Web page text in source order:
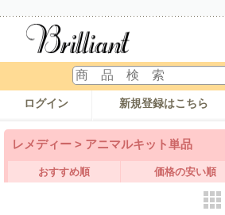
ログイン 新規登録はこちら
レメディー > アニマルキット単品
おすすめ順 価格の安い順